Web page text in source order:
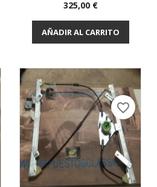
Precio
325,00 €
AÑADIR AL CARRITO
favorite_border